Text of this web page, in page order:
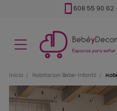
608 55 90 62
Inicio Habitacion Bebe-Infantil